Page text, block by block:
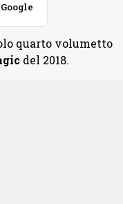
quarto volumetto
del 2018.